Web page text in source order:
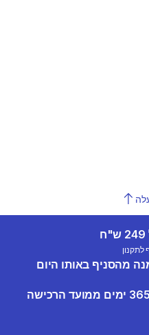
לתקנון
מהסניף באותו היום